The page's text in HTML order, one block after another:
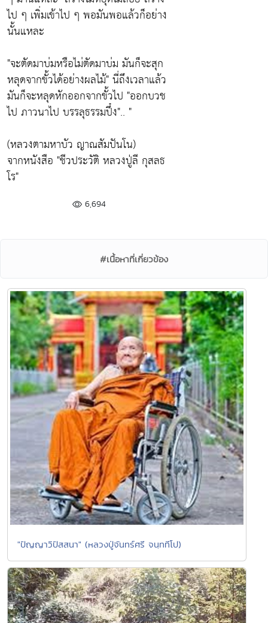
ไป ๆ เพิ่มเข้าไป ๆ พอมันพอแล้วก็อย่าง
นั้นแหละ
"จะตัดมาบ่มหรือไม่ตัดมาบ่ม มันก็จะสุก
หลุดจากขั้วได้อย่างผลไม้" นี่ถึงเวลาแล้ว
มันก็จะหลุดหักออกจากขั้วไป "ออกบวช
ไป ภาวนาไป บรรลุธรรมปึ๋ง".. "
(หลวงตามหาบัว ญาณสัมปันโน)
จากหนังสือ "ชีวประวัติ หลวงปู่ลี กุสลธ
โร"
6,694
#เนื้อหาที่เกี่ยวข้อง
"ปัญญาวิปัสสนา" (หลวงปู่จันทร์ศรี จนฺททีโป)